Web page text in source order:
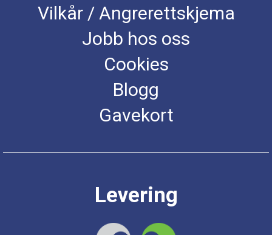
Vilkår / Angrerettskjema
Jobb hos oss
Cookies
Blogg
Gavekort
Levering